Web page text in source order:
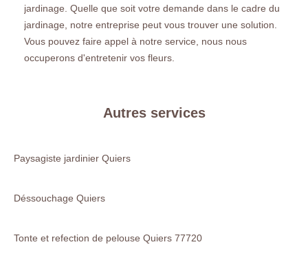
jardinage. Quelle que soit votre demande dans le cadre du
jardinage, notre entreprise peut vous trouver une solution.
Vous pouvez faire appel à notre service, nous nous
occuperons d'entretenir vos fleurs.
Autres services
Paysagiste jardinier Quiers
Déssouchage Quiers
Tonte et refection de pelouse Quiers 77720